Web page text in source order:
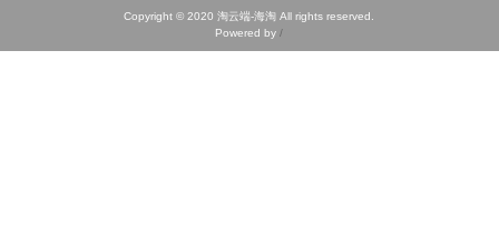
Copyright © 2020 淘云端-海淘 All rights reserved.
Powered by/